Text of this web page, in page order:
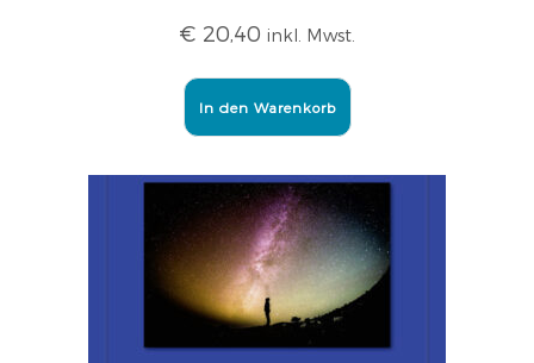
€ 20,40 inkl. Mwst.
In den Warenkorb